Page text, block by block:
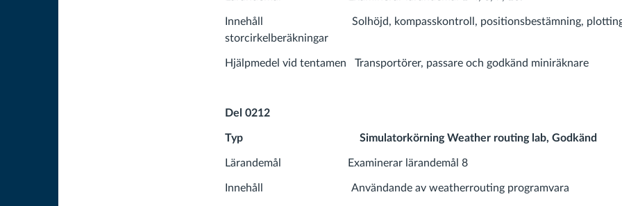
Innehåll Solhöjd, kompasskontroll, positionsbestämning, plotting
storcirkelberäkningar
Hjälpmedel vid tentamen Transportörer, passare och godkänd miniräknare
Del 0212
Typ Simulatorkörning Weather routing lab, Godkänd
Lärandemål Examinerar lärandemål 8
Innehåll Användande av weatherrouting programvara